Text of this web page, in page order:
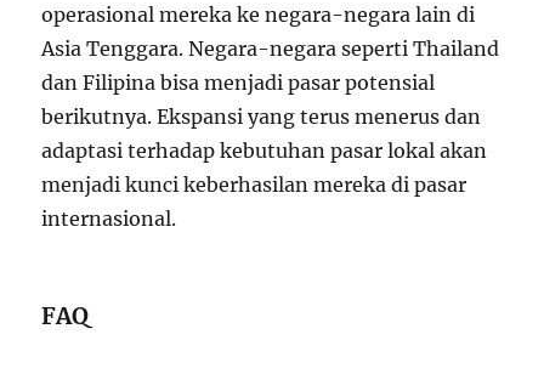
operasional mereka ke negara-negara lain di
Asia Tenggara. Negara-negara seperti Thailand
dan Filipina bisa menjadi pasar potensial
berikutnya. Ekspansi yang terus menerus dan
adaptasi terhadap kebutuhan pasar lokal akan
menjadi kunci keberhasilan mereka di pasar
internasional.
FAQ